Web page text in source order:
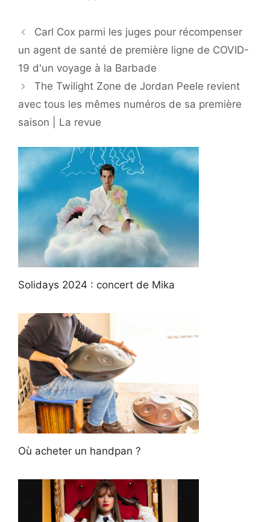
Carl Cox parmi les juges pour récompenser
un agent de santé de première ligne de COVID-
19 d'un voyage à la Barbade
The Twilight Zone de Jordan Peele revient
avec tous les mêmes numéros de sa première
saison | La revue
Solidays 2024 : concert de Mika
Où acheter un handpan ?